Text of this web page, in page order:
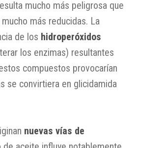
mucho más peligrosa que
más reducidas. La
de los hidroperóxidos
los enzimas) resultantes
compuestos provocarían
se convirtiera en glicidamida
nuevas vías de